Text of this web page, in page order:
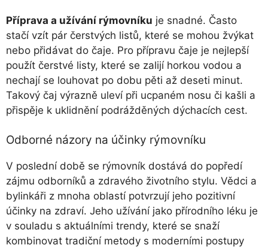
Příprava a užívání rýmovníku je snadné. Často
stačí vzít pár čerstvých listů, které se mohou žvýkat
nebo přidávat do čaje. Pro přípravu čaje je nejlepší
použít čerstvé listy, které se zalijí horkou vodou a
nechají se louhovat po dobu pěti až deseti minut.
Takový čaj výrazně uleví při ucpaném nosu či kašli a
přispěje k uklidnění podrážděných dýchacích cest.
Odborné názory na účinky rýmovníku
V poslední době se rýmovník dostává do popředí
zájmu odborníků a zdravého životního stylu. Vědci a
bylinkáři z mnoha oblastí potvrzují jeho pozitivní
účinky na zdraví. Jeho užívání jako přírodního léku je
v souladu s aktuálními trendy, které se snaží
kombinovat tradiční metody s moderními postupy